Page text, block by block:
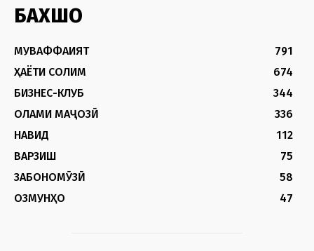
БАХШҲО
МУВАФФАҚИЯТ
791
ҲАЁТИ СОЛИМ
674
БИЗНЕС-КЛУБ
344
ОЛАМИ МАҶОЗӢ
336
НАВИД
112
ВАРЗИШ
75
ЗАБОНОМӮЗӢ
58
ОЗМУНҲО
47